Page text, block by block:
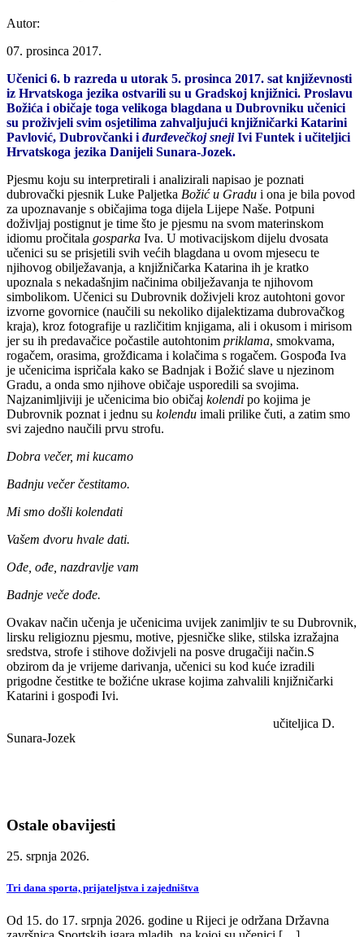
Autor:
07. prosinca 2017.
Učenici 6. b razreda u utorak 5. prosinca 2017. sat književnosti
iz Hrvatskoga jezika ostvarili su u Gradskoj knjižnici. Proslavu
Božića i običaje toga velikoga blagdana u Dubrovniku učenici
su proživjeli svim osjetilima zahvaljujući knjižničarki Katarini
Pavlović, Dubrovčanki i đurđevečkoj snejiIvi Funtek i učiteljici
Hrvatskoga jezika Danijeli Sunara-Jozek.
Pjesmu koju su interpretirali i analizirali napisao je poznati
dubrovački pjesnik Luke Paljetka Božić u Gradu i ona je bila povod
za upoznavanje s običajima toga dijela Lijepe Naše. Potpuni
doživljaj postignut je time što je pjesmu na svom materinskom
idiomu pročitala gosparka Iva. U motivacijskom dijelu dvosata
učenici su se prisjetili svih većih blagdana u ovom mjesecu te
njihovog obilježavanja, a knjižničarka Katarina ih je kratko
upoznala s nekadašnjim načinima obilježavanja te njihovom
simbolikom. Učenici su Dubrovnik doživjeli kroz autohtoni govor
izvorne govornice (naučili su nekoliko dijalektizama dubrovačkog
kraja), kroz fotografije u različitim knjigama, ali i okusom i mirisom
jer su ih predavačice počastile autohtonim priklama, smokvama,
rogačem, orasima, grožđicama i kolačima s rogačem. Gospođa Iva
je učenicima ispričala kako se Badnjak i Božić slave u njezinom
Gradu, a onda smo njihove običaje usporedili sa svojima.
Najzanimljiviji je učenicima bio običaj kolendi po kojima je
Dubrovnik poznat i jednu su kolendu imali prilike čuti, a zatim smo
svi zajedno naučili prvu strofu.
Dobra večer, mi kucamo
Badnju večer čestitamo.
Mi smo došli kolendati
Vašem dvoru hvale dati.
Ođe, ođe, nazdravlje vam
Badnje veče dođe.
Ovakav način učenja je učenicima uvijek zanimljiv te su Dubrovnik,
lirsku religioznu pjesmu, motive, pjesničke slike, stilska izražajna
sredstva, strofe i stihove doživjeli na posve drugačiji način.S
obzirom da je vrijeme darivanja, učenici su kod kuće izradili
prigodne čestitke te božićne ukrase kojima zahvalili knjižničarki
Katarini i gospođi Ivi.
učiteljica D.
Sunara-Jozek
Ostale obavijesti
25. srpnja 2026.
Tri dana sporta, prijateljstva i zajedništva
Od 15. do 17. srpnja 2026. godine u Rijeci je održana Državna